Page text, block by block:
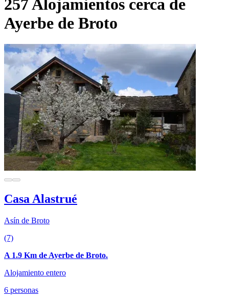
257 Alojamientos cerca de
Ayerbe de Broto
Casa Alastrué
Asín de Broto
(7)
A 1.9 Km de Ayerbe de Broto.
Alojamiento entero
6 personas